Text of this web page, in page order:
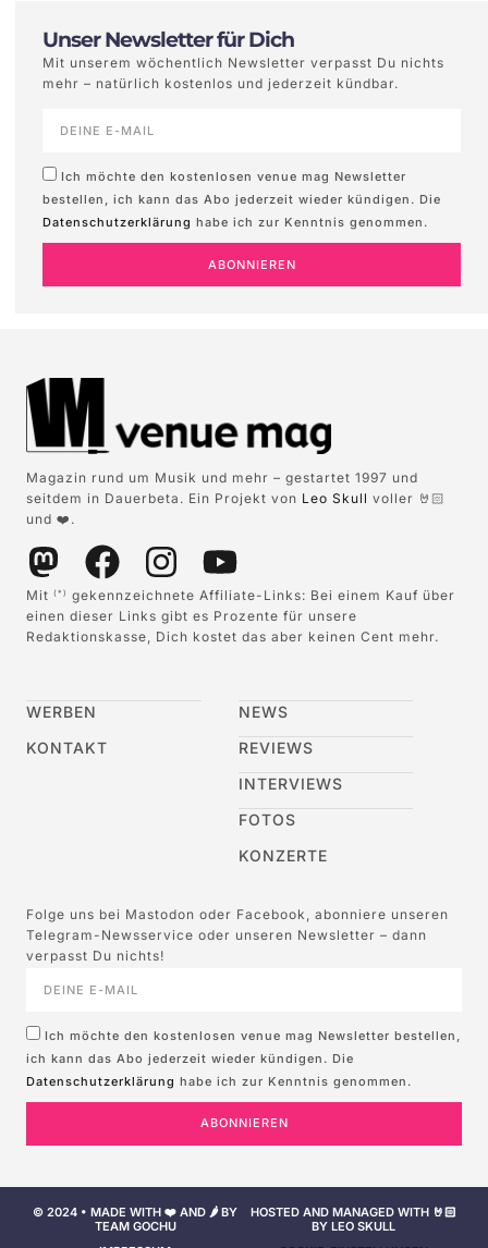
Unser Newsletter für Dich
Mit unserem wöchentlich Newsletter verpasst Du nichts
mehr – natürlich kostenlos und jederzeit kündbar.
Ich möchte den kostenlosen venue mag Newsletter
bestellen, ich kann das Abo jederzeit wieder kündigen. Die
Datenschutzerklärung habe ich zur Kenntnis genommen.
ABONNIEREN
Magazin rund um Musik und mehr – gestartet 1997 und
seitdem in Dauerbeta. Ein Projekt von Leo Skull voller 🤘🏻
und ❤️.
Mit (*)
gekennzeichnete Affiliate-Links: Bei einem Kauf über
einen dieser Links gibt es Prozente für unsere
Redaktionskasse, Dich kostet das aber keinen Cent mehr.
WERBEN
KONTAKT
NEWS
REVIEWS
INTERVIEWS
FOTOS
KONZERTE
Folge uns bei Mastodon oder Facebook, abonniere unseren
Telegram-Newsservice oder unseren Newsletter – dann
verpasst Du nichts!
Ich möchte den kostenlosen venue mag Newsletter bestellen,
ich kann das Abo jederzeit wieder kündigen. Die
Datenschutzerklärung habe ich zur Kenntnis genommen.
ABONNIEREN
© 2024 • MADE WITH ❤️ AND 🌶️ BY
TEAM GOCHU
HOSTED AND MANAGED WITH 🤘🏻
BY LEO SKULL